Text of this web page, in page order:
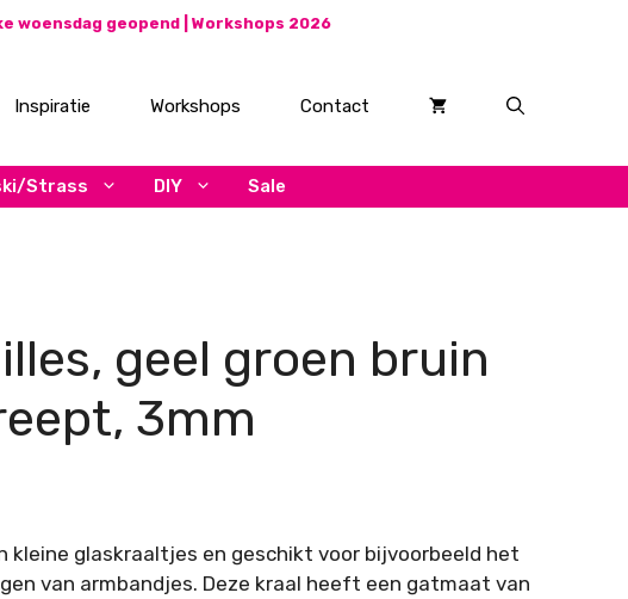
woensdag geopend | Workshops 2026
Inspiratie Workshops Contact
Strass DIY Sale
geel groen bruin
3mm
kleine glaskraaltjes en geschikt voor bijvoorbeeld het
van armbandjes. Deze kraal heeft een gatmaat van